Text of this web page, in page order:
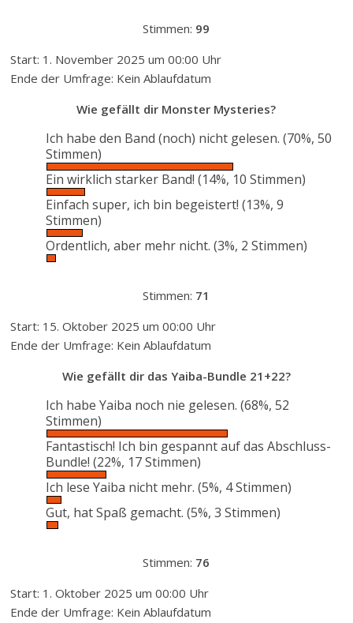
Stimmen: 99
Start: 1. November 2025 um 00:00 Uhr
Ende der Umfrage: Kein Ablaufdatum
Wie gefällt dir Monster Mysteries?
Ich habe den Band (noch) nicht gelesen.(70%, 50
Stimmen)
Ein wirklich starker Band!(14%, 10 Stimmen)
Einfach super, ich bin begeistert!(13%, 9
Stimmen)
Ordentlich, aber mehr nicht.(3%, 2 Stimmen)
Stimmen: 71
Start: 15. Oktober 2025 um 00:00 Uhr
Ende der Umfrage: Kein Ablaufdatum
Wie gefällt dir das Yaiba-Bundle 21+22?
Ich habe Yaiba noch nie gelesen.(68%, 52
Stimmen)
Fantastisch! Ich bin gespannt auf das Abschluss-
Bundle!(22%, 17 Stimmen)
Ich lese Yaiba nicht mehr.(5%, 4 Stimmen)
Gut, hat Spaß gemacht.(5%, 3 Stimmen)
Stimmen: 76
Start: 1. Oktober 2025 um 00:00 Uhr
Ende der Umfrage: Kein Ablaufdatum